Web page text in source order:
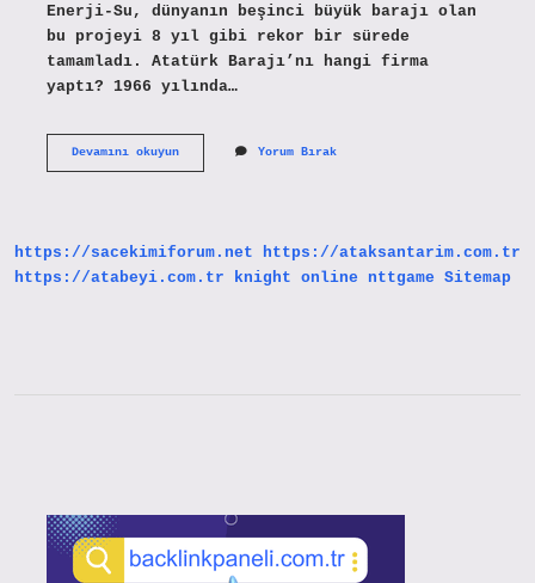
Enerji-Su, dünyanın beşinci büyük barajı olan
bu projeyi 8 yıl gibi rekor bir sürede
tamamladı. Atatürk Barajı’nı hangi firma
yaptı? 1966 yılında…
Devamını okuyunBarajlar
Yorum Bırak
https://sacekimiforum.net
https://ataksantarim.com.tr
https://atabeyi.com.tr
knight online nttgame Sitemap